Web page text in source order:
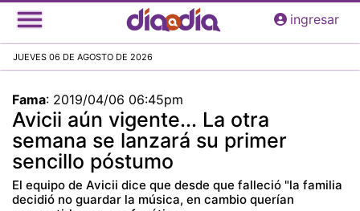
Pasar
al
principal
ingresar
JUEVES 06 DE AGOSTO DE 2026
Fama: 2019/04/06 06:45pm
Avicii aún vigente... La otra
semana se lanzará su primer
sencillo póstumo
El equipo de Avicii dice que desde que falleció "la familia
decidió no guardar la música, en cambio querían